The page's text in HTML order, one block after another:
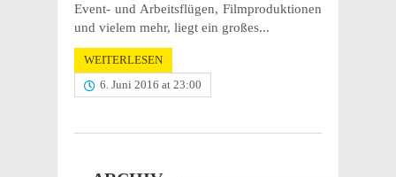
Event- und Arbeitsflügen, Filmproduktionen
und vielem mehr, liegt ein großes...
WEITERLESEN
6. Juni 2016 at 23:00